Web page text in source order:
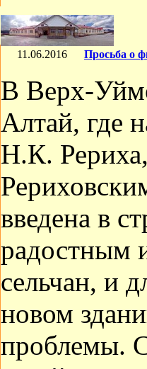
11.06.2016 Просьба о
В Верх-
Алтай, где
Н.К.
введена в
радостным
сельчан, и
новом
проблемы.